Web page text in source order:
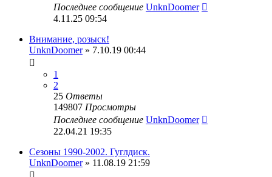
Последнее сообщение UnknDoomer
4.11.25 09:54
Внимание, розыск!
UnknDoomer» 7.10.19 00:44
1
2
25 Ответы
149807 Просмотры
Последнее сообщение UnknDoomer
22.04.21 19:35
Сезоны 1990-2002. Гуглдиск.
UnknDoomer» 11.08.19 21:59